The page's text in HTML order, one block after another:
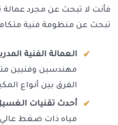
فأنت لا تبحث عن مجرد عمالة
تبحث عن منظومة فنية
العمالة الفنية
مهندسين وفنيين
الفرق بين أنواع
أحدث تقنيات
مياه ذات ضغط